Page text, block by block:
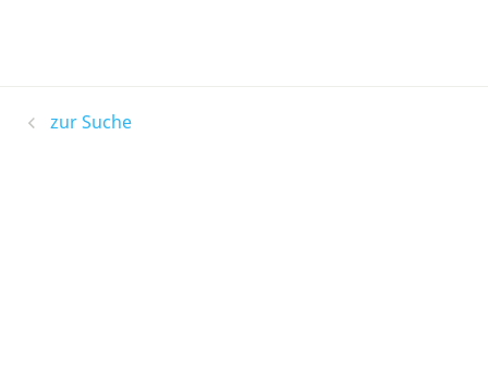
zur Suche